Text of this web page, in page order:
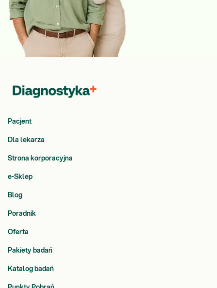
Pacjent
Dla lekarza
Strona korporacyjna
e-Sklep
Blog
Poradnik
Oferta
Pakiety badań
Katalog badań